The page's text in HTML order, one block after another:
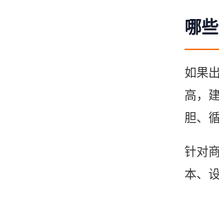
哪
如果
高，
胆、
针对
本、